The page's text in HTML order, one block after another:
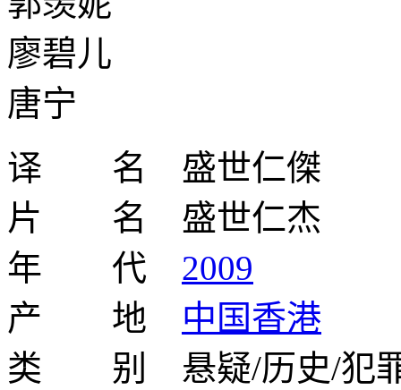
廖碧儿
唐宁
译 名 盛世仁傑
片 名 盛世仁杰
年 代 2009
产 地 中国香港
类 别 悬疑/历史/犯